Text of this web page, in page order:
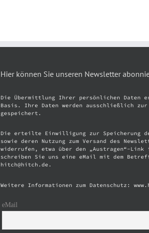
Hier können Sie unseren Newsletter
Die Übermittlung Ihrer persönlichen
Basis. Ihre Daten werden ausschließlich
gespeichert.
Die erteilte Einwilligung zur Speicherung
sowie deren Nutzung zum Versand des
widerrufen, etwa über den „Austragen“-Link
schreiben Sie uns eine eMail mit dem Betreff
hitch@hitch.de.
Weitere Informationen zum Datenschutz:
eMail